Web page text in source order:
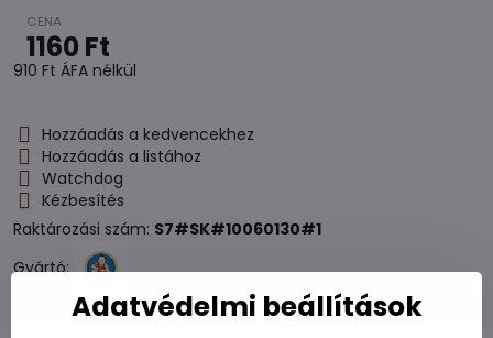
1160 Ft
910 Ft ÁFA nélkül
Hozzáadás a kedvencekhez
Hozzáadás a listához
Watchdog
Kézbesítés
Raktározási szám: S7#SK#10060130#1
Gyártó:
Adatvédelmi beállítások